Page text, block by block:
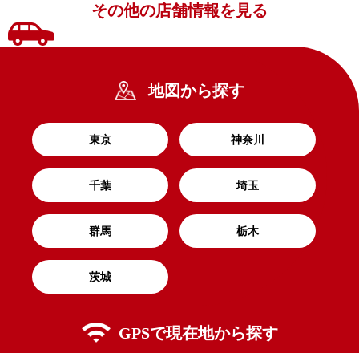
その他の店舗情報を見る
地図から探す
東京 神奈川
千葉 埼玉
群馬 栃木
茨城
GPSで現在地から探す